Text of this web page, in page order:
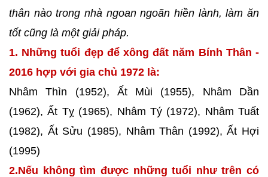
thân nào trong nhà ngoan ngoãn hiền lành, làm ăn
tốt cũng là một giải pháp.
1. Những tuổi đẹp để xông đất năm Bính Thân -
2016 hợp với gia chủ 1972 là:
Nhâm Thìn (1952), Ất Mùi (1955), Nhâm Dần
(1962), Ất Tỵ (1965), Nhâm Tý (1972), Nhâm Tuất
(1982), Ất Sửu (1985), Nhâm Thân (1992), Ất Hợi
(1995)
2.Nếu không tìm được những tuổi như trên có